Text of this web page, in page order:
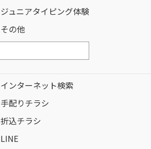
ジュニアタイピング体験
その他
インターネット検索
手配りチラシ
折込チラシ
LINE